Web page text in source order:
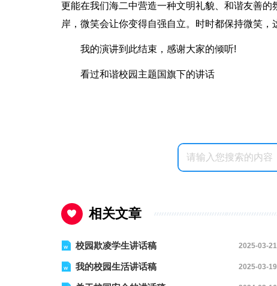
更能在我们海二中营造一种文明礼貌、和谐友善
岸，微笑会让你变得自强自立。时时都保持微笑
我的演讲到此结束，感谢大家的倾听!
看过和谐校园主题国旗下的讲话
相关文章
校园欺凌学生讲话稿 2025-03-21
我的校园生活讲话稿 2025-03-19